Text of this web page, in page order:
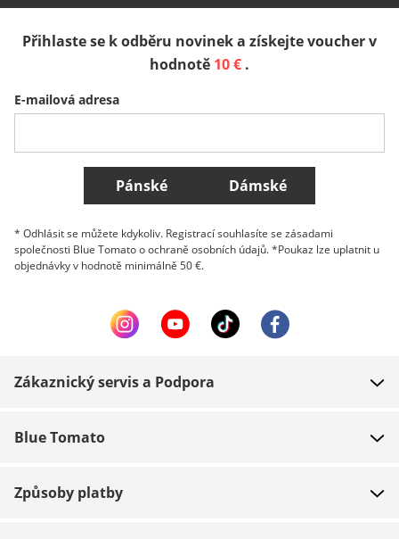
Slovenija
Belgique (Français) Danmark Norge
Všechny země
Přihlaste se k odběru novinek a získejte voucher v
hodnotě 10 € .
E-mailová adresa
Pánské Dámské
* Odhlásit se můžete kdykoliv. Registrací souhlasíte se zásadami
společnosti Blue Tomato o ochraně osobních údajů. *Poukaz lze uplatnit u
objednávky v hodnotě minimálně 50 €.
Zákaznický servis a Podpora
Platba
Blue Tomato
Způsoby platby